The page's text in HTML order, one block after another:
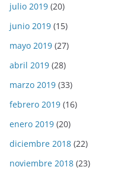
julio 2019 (20)
junio 2019 (15)
mayo 2019 (27)
abril 2019 (28)
marzo 2019 (33)
febrero 2019 (16)
enero 2019 (20)
diciembre 2018 (22)
noviembre 2018 (23)